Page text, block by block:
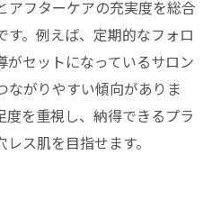
フォーアフターの実例紹
じたエステの効果検証
テ毛穴洗浄の満足度とは
術前後の変化に注目
アフターケアの充実度を総合
す。例えば、定期的なフォロ
がセットになっているサロン
ながりやすい傾向がありま
度を重視し、納得できるプラ
ス肌を目指せます。